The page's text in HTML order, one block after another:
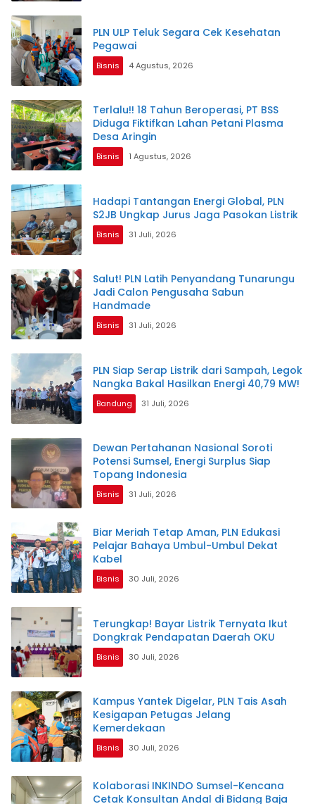
PLN ULP Teluk Segara Cek Kesehatan
Pegawai
Bisnis 4 Agustus, 2026
Terlalu!! 18 Tahun Beroperasi, PT BSS
Diduga Fiktifkan Lahan Petani Plasma
Desa Aringin
Bisnis 1 Agustus, 2026
Hadapi Tantangan Energi Global, PLN
S2JB Ungkap Jurus Jaga Pasokan Listrik
Bisnis 31 Juli, 2026
Salut! PLN Latih Penyandang Tunarungu
Jadi Calon Pengusaha Sabun
Handmade
Bisnis 31 Juli, 2026
PLN Siap Serap Listrik dari Sampah, Legok
Nangka Bakal Hasilkan Energi 40,79 MW!
Bandung 31 Juli, 2026
Dewan Pertahanan Nasional Soroti
Potensi Sumsel, Energi Surplus Siap
Topang Indonesia
Bisnis 31 Juli, 2026
Biar Meriah Tetap Aman, PLN Edukasi
Pelajar Bahaya Umbul-Umbul Dekat
Kabel
Bisnis 30 Juli, 2026
Terungkap! Bayar Listrik Ternyata Ikut
Dongkrak Pendapatan Daerah OKU
Bisnis 30 Juli, 2026
Kampus Yantek Digelar, PLN Tais Asah
Kesigapan Petugas Jelang
Kemerdekaan
Bisnis 30 Juli, 2026
Kolaborasi INKINDO Sumsel-Kencana
Cetak Konsultan Andal di Bidang Baja